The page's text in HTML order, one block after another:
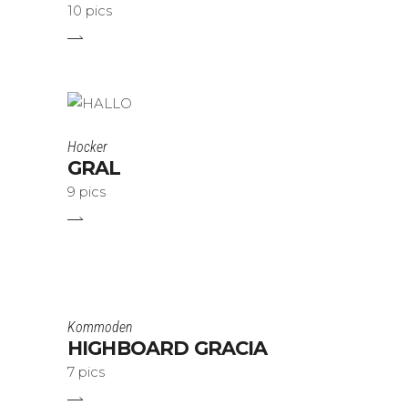
10 pics
Hocker
GRAL
9 pics
Kommoden
HIGHBOARD GRACIA
7 pics